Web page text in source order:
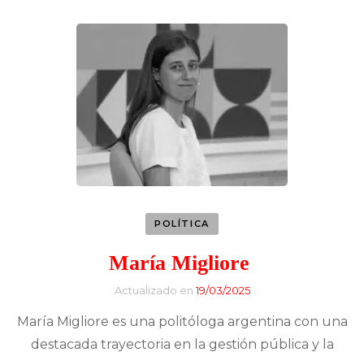
POLÍTICA
María Migliore
Actualizado en19/03/2025
María Migliore es una politóloga argentina con una
destacada trayectoria en la gestión pública y la